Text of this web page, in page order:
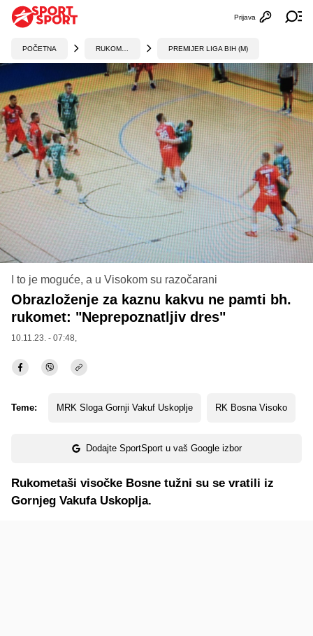
Otvori
Prijava
POČETNA PREMIJER LIGA BIH (M)
I to je moguće, a u Visokom su razočarani
Obrazloženje za kaznu kakvu ne pamti bh.
rukomet: "Neprepoznatljiv dres"
10.11.23. - 07:48,
Teme: MRK Sloga Gornji Vakuf Uskoplje RK Bosna Visoko
Dodajte SportSport u vaš Google izbor
Rukometaši visočke Bosne tužni su se vratili iz
Gornjeg Vakufa Uskoplja.